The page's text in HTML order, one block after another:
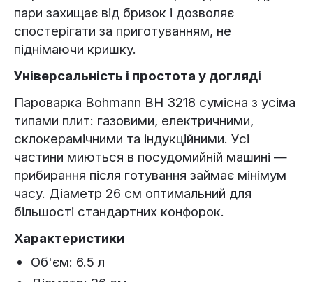
пари захищає від бризок і дозволяє
спостерігати за приготуванням, не
піднімаючи кришку.
Універсальність і простота у догляді
Пароварка Bohmann BH 3218 сумісна з усіма
типами плит: газовими, електричними,
склокерамічними та індукційними. Усі
частини миються в посудомийній машині —
прибирання після готування займає мінімум
часу. Діаметр 26 см оптимальний для
більшості стандартних конфорок.
Характеристики
Об'єм: 6.5 л